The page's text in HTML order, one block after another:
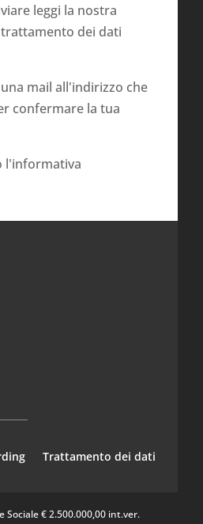
leggi la nostra
trattamento dei dati
mail all'indirizzo che
confermare la tua
l'informativa
Trattamento dei dati
Sociale € 2.500.000,00 int.ver.